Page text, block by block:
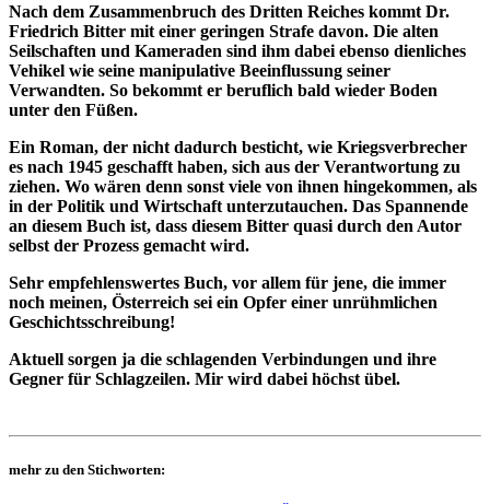
Nach dem Zusammenbruch des Dritten Reiches kommt Dr.
Friedrich Bitter mit einer geringen Strafe davon. Die alten
Seilschaften und Kameraden sind ihm dabei ebenso dienliches
Vehikel wie seine manipulative Beeinflussung seiner
Verwandten. So bekommt er beruflich bald wieder Boden
unter den Füßen.
Ein Roman, der nicht dadurch besticht, wie Kriegsverbrecher
es nach 1945 geschafft haben, sich aus der Verantwortung zu
ziehen. Wo wären denn sonst viele von ihnen hingekommen, als
in der Politik und Wirtschaft unterzutauchen. Das Spannende
an diesem Buch ist, dass diesem Bitter quasi durch den Autor
selbst der Prozess gemacht wird.
Sehr empfehlenswertes Buch, vor allem für jene, die immer
noch meinen, Österreich sei ein Opfer einer unrühmlichen
Geschichtsschreibung!
Aktuell sorgen ja die schlagenden Verbindungen und ihre
Gegner für Schlagzeilen. Mir wird dabei höchst übel.
mehr zu den Stichworten: